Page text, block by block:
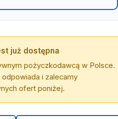
już dostępna
pożyczkodawcą w Polsce.
i zalecamy
ofert poniżej.